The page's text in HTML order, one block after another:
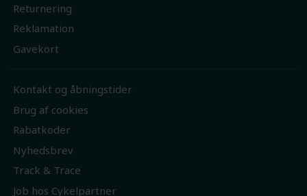
Returnering
Reklamation
Gavekort
Kontakt og åbningstider
Brug af cookies
Rabatkoder
Nyhedsbrev
Track & Trace
Job hos Cykelpartner